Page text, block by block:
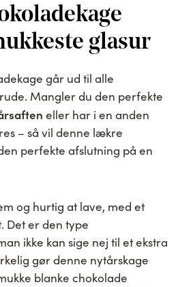
glasur
går ud til alle
Mangler du den perfekte
eller har i en anden
– så vil denne lækre
perfekte afslutning på en
og hurtig at lave, med et
Det er den type
ikke kan sige nej til et ekstra
gør denne nytårskage
blanke chokolade